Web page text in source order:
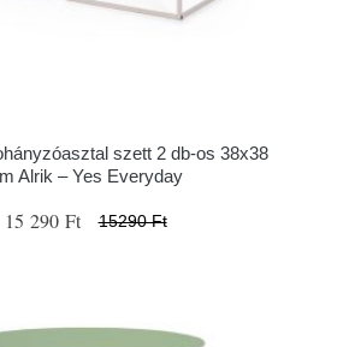
szett 2 db-os 38x38
Alrik – Yes Everyday
15 290 Ft 15290 Ft